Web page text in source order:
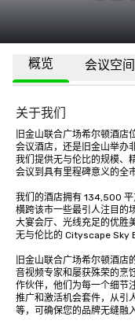
概览 会议空间
关于我们
旧金山联合广场希尔顿酒
会议酒店，还是旧金山举办
我们提供无与伦比的规模、
会议到具有里程碑意义的全
我们的酒店拥有 134,500 平
横跨该市一些最引人注目的
大宴会厅、光线充足的优胜
无与伦比的 Cityscape Sky
旧金山联合广场希尔顿酒
音视频专家和屡获殊荣的烹
作伙伴，他们为每一个细节
推广和激活机会套件，从引
等，可确保您的品牌无缝融